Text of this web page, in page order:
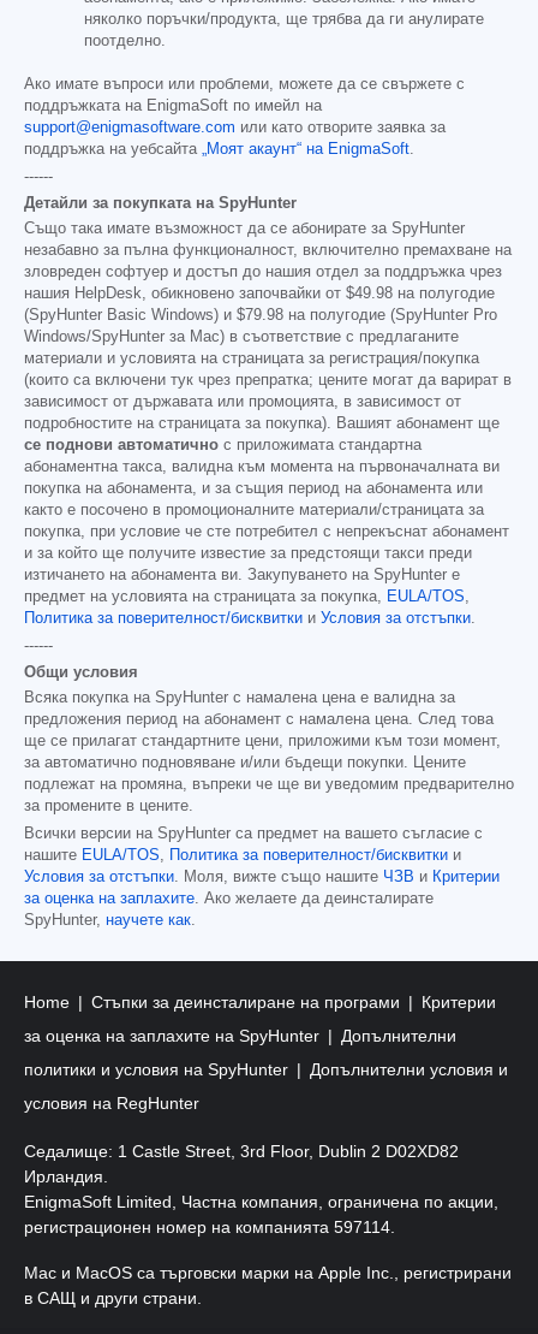
няколко поръчки/продукта, ще трябва да ги анулирате
поотделно.
Ако имате въпроси или проблеми, можете да се свържете с
поддръжката на EnigmaSoft по имейл на
support@enigmasoftware.com или като отворите заявка за
поддръжка на уебсайта
„Моят акаунт“ на EnigmaSoft
------
Детайли за покупката на SpyHunter
Също така имате възможност да се абонирате за SpyHunter
незабавно за пълна функционалност, включително премахване на
зловреден софтуер и достъп до нашия отдел за поддръжка чрез
нашия HelpDesk, обикновено започвайки от $49.98 на полугодие
(SpyHunter Basic Windows) и $79.98 на полугодие (SpyHunter Pro
Windows/SpyHunter за Mac) в съответствие с предлаганите
материали и условията на страницата за регистрация/покупка
(които са включени тук чрез препратка; цените могат да варират в
зависимост от държавата или промоцията, в зависимост от
подробностите на страницата за покупка). Вашият абонамент ще
се поднови автоматично с приложимата стандартна
абонаментна такса, валидна към момента на първоначалната ви
покупка на абонамента, и за същия период на абонамента или
както е посочено в промоционалните материали/страницата за
покупка, при условие че сте потребител с непрекъснат абонамент
и за който ще получите известие за предстоящи такси преди
изтичането на абонамента ви. Закупуването на SpyHunter е
предмет на условията на страницата за покупка,
EULA/TOS
Политика за поверителност/бисквитки и Условия за отстъпки
------
Общи условия
Всяка покупка на SpyHunter с намалена цена е валидна за
предложения период на абонамент с намалена цена. След това
ще се прилагат стандартните цени, приложими към този момент,
за автоматично подновяване и/или бъдещи покупки. Цените
подлежат на промяна, въпреки че ще ви уведомим предварително
за промените в цените.
Всички версии на SpyHunter са предмет на вашето съгласие с
нашите EULA/TOS Политика за поверителност/бисквитки и
Условия за отстъпки . Моля, вижте също нашите ЧЗВ и Критерии
за оценка на заплахите . Ако желаете да деинсталирате
SpyHunter, научете как
Home Стъпки за деинсталиране на програми
Критерии
за оценка на заплахите на SpyHunter
Допълнителни
политики и условия на SpyHunter
Допълнителни условия и
условия на RegHunter
Седалище: 1 Castle Street, 3rd Floor, Dublin 2 D02XD82
Ирландия.
EnigmaSoft Limited, Частна компания, ограничена по акции,
регистрационен номер на компанията 597114.
Mac и MacOS са търговски марки на Apple Inc., регистрирани
в САЩ и други страни.